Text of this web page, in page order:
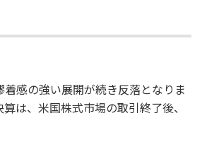
感の強い展開が続き反落となりま
は、米国株式市場の取引終了後、